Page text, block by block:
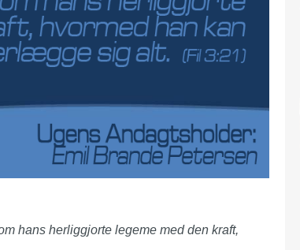
hans herliggjorte legeme med den kraft,